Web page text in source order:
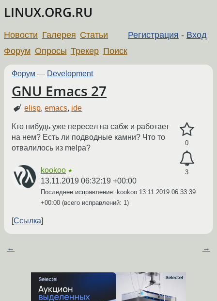
LINUX.ORG.RU
Регистрация - Вход
Новости Галерея Статьи
Форум Опросы Трекер Поиск
Форум — Development
GNU Emacs 27
elisp,emacs, ide
0
3
Кто нибудь уже пересeл на сабж и работает
на нем? Есть ли подводные камни? Что то
отвалилось из melpa?
kookoo ★
13.11.2019 06:32:19 +00:00
Последнее исправление: kookoo 13.11.2019 06:33:39
+00:00 (всего исправлений: 1)
Ссылка
← →